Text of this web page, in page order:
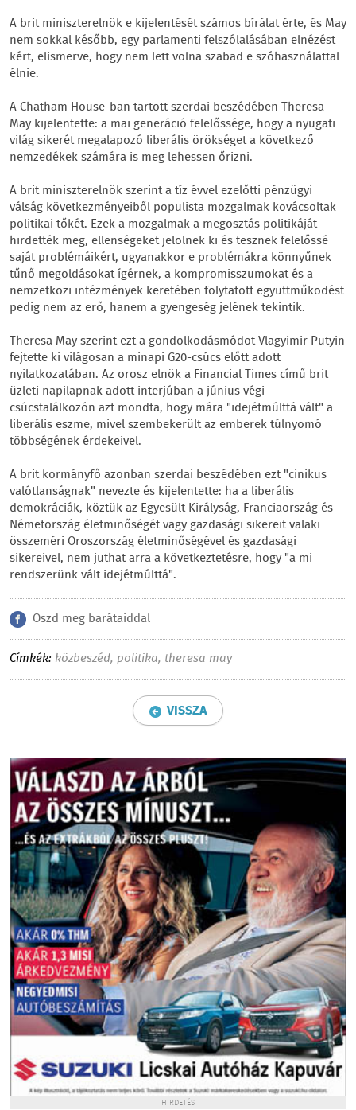
A brit miniszterelnök e kijelentését számos bírálat érte, és May
nem sokkal később, egy parlamenti felszólalásában elnézést
kért, elismerve, hogy nem lett volna szabad e szóhasználattal
élnie.
A Chatham House-ban tartott szerdai beszédében Theresa
May kijelentette: a mai generáció felelőssége, hogy a nyugati
világ sikerét megalapozó liberális örökséget a következő
nemzedékek számára is meg lehessen őrizni.
A brit miniszterelnök szerint a tíz évvel ezelőtti pénzügyi
válság következményeiből populista mozgalmak kovácsoltak
politikai tőkét. Ezek a mozgalmak a megosztás politikáját
hirdették meg, ellenségeket jelölnek ki és tesznek felelőssé
saját problémáikért, ugyanakkor e problémákra könnyűnek
tűnő megoldásokat ígérnek, a kompromisszumokat és a
nemzetközi intézmények keretében folytatott együttműködést
pedig nem az erő, hanem a gyengeség jelének tekintik.
Theresa May szerint ezt a gondolkodásmódot Vlagyimir Putyin
fejtette ki világosan a minapi G20-csúcs előtt adott
nyilatkozatában. Az orosz elnök a Financial Times című brit
üzleti napilapnak adott interjúban a június végi
csúcstalálkozón azt mondta, hogy mára "idejétmúlttá vált" a
liberális eszme, mivel szembekerült az emberek túlnyomó
többségének érdekeivel.
A brit kormányfő azonban szerdai beszédében ezt "cinikus
valótlanságnak" nevezte és kijelentette: ha a liberális
demokráciák, köztük az Egyesült Királyság, Franciaország és
Németország életminőségét vagy gazdasági sikereit valaki
összeméri Oroszország életminőségével és gazdasági
sikereivel, nem juthat arra a következtetésre, hogy "a mi
rendszerünk vált idejétmúlttá".
Oszd meg barátaiddal
Címkék: közbeszéd, politika, theresa may
VISSZA
HIRDETÉS